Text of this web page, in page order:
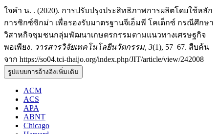
ใจคำ น. . (2020). การปรับปรุงประสิทธิภาพการผลิตโดยใช้หลัก
การซิกซ์ซิกม่า เพื่อรองรับมาตรฐานจีเอ็มพี โคเด็กซ์ กรณีศึกษา
วิสาหกิจชุมชนกลุ่มพัฒนาเกษตรกรรมตามแนวทางเศรษฐกิจ
พอเพียง. วารสารวิจัยเทคโนโลยีนวัตกรรม, 3(1), 57–67. สืบค้น
จาก https://so04.tci-thaijo.org/index.php/JIT/article/view/242008
รูปแบบการอ้างอิงเพิ่มเติม
ACM
ACS
APA
ABNT
Chicago